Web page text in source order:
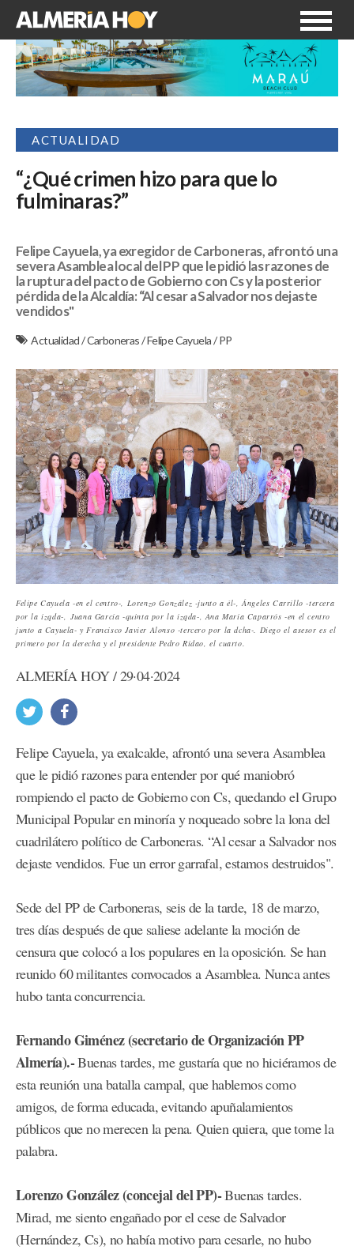
ACTUALIDAD
“¿Qué crimen hizo para que lo
fulminaras?”
Felipe Cayuela, ya exregidor de Carboneras, afrontó una
severa Asamblea local del PP que le pidió las razones de
la ruptura del pacto de Gobierno con Cs y la posterior
pérdida de la Alcaldía: “Al cesar a Salvador nos dejaste
vendidos"
Actualidad/Carboneras/Felipe Cayuela/PP
Felipe Cayuela -en el centro-, Lorenzo González -junto a él-, Ángeles Carrillo -tercera
por la izqda-, ⁠⁠Juana García -quinta por la izqda-, Ana María Caparrós -en el centro
junto a Cayuela- y Francisco Javier Alonso -tercero por la dcha-. Diego el asesor es el
primero por la derecha y el presidente Pedro Ridao, el cuarto.
ALMERÍA HOY / 29·04·2024
Felipe Cayuela, ya exalcalde, afrontó una severa Asamblea
que le pidió razones para entender por qué maniobró
rompiendo el pacto de Gobierno con Cs, quedando el Grupo
Municipal Popular en minoría y noqueado sobre la lona del
cuadrilátero político de Carboneras. “Al cesar a Salvador nos
dejaste vendidos. Fue un error garrafal, estamos destruidos".
Sede del PP de Carboneras, seis de la tarde, 18 de marzo,
tres días después de que saliese adelante la moción de
censura que colocó a los populares en la oposición. Se han
reunido 60 militantes convocados a Asamblea. Nunca antes
hubo tanta concurrencia.
Fernando Giménez (secretario de Organización PP
Almería).-Buenas tardes, me gustaría que no hiciéramos de
esta reunión una batalla campal, que hablemos como
amigos, de forma educada, evitando apuñalamientos
públicos que no merecen la pena. Quien quiera, que tome la
palabra.
Lorenzo González (concejal del PP)-Buenas tardes.
Mirad, me siento engañado por el cese de Salvador
(Hernández, Cs), no había motivo para cesarle, no hubo